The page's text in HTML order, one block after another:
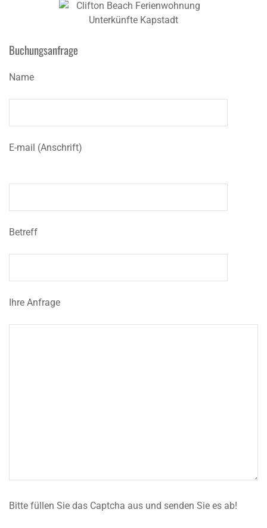
Buchungsanfrage
Name
E-mail (Anschrift)
Betreff
Ihre Anfrage
Bitte füllen Sie das Captcha aus und senden Sie es ab!